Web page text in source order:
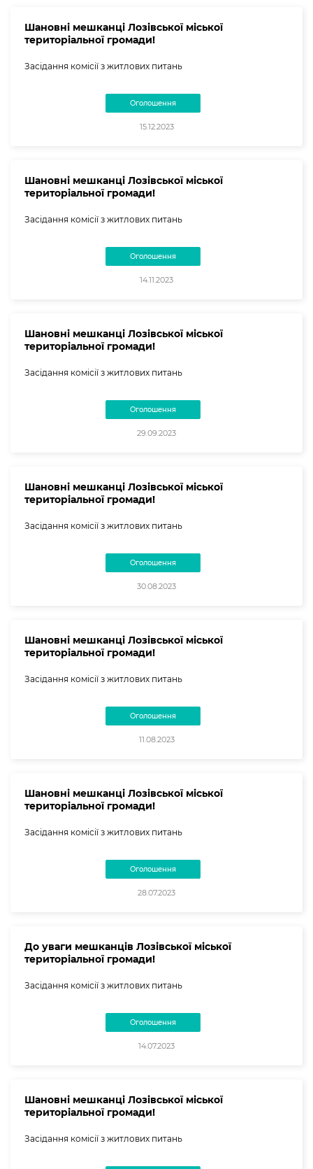
Шановні мешканці Лозівської міської
територіальної громади!
Засідання комісії з житлових питань
Оголошення
15.12.2023
Шановні мешканці Лозівської міської
територіальної громади!
Засідання комісії з житлових питань
Оголошення
14.11.2023
Шановні мешканці Лозівської міської
територіальної громади!
Засідання комісії з житлових питань
Оголошення
29.09.2023
Шановні мешканці Лозівської міської
територіальної громади!
Засідання комісії з житлових питань
Оголошення
30.08.2023
Шановні мешканці Лозівської міської
територіальної громади!
Засідання комісії з житлових питань
Оголошення
11.08.2023
Шановні мешканці Лозівської міської
територіальної громади!
Засідання комісії з житлових питань
Оголошення
28.07.2023
До уваги мешканців Лозівської міської
територіальної громади!
Засідання комісії з житлових питань
Оголошення
14.07.2023
Шановні мешканці Лозівської міської
територіальної громади!
Засідання комісії з житлових питань